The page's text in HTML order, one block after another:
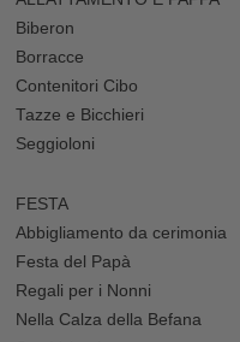
Biberon
Borracce
Contenitori Cibo
Tazze e Bicchieri
Seggioloni
FESTA
Abbigliamento da cerimonia
Festa del Papà
Regali per i Nonni
Nella Calza della Befana